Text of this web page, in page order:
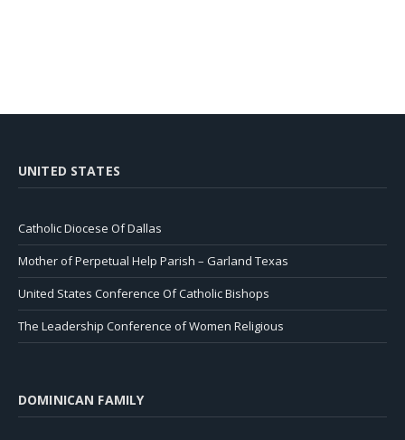
UNITED STATES
Catholic Diocese Of Dallas
Mother of Perpetual Help Parish – Garland Texas
United States Conference Of Catholic Bishops
The Leadership Conference of Women Religious
DOMINICAN FAMILY